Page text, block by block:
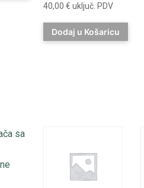
40,00 € uključ. PDV
Dodaj u Košaricu